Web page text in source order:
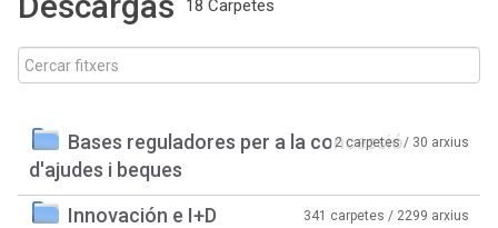
18 Carpetes
Bases reguladores per a la concessió
d'ajudes i beques
2 carpetes / 30 arxius
Innovación e I+D 341 carpetes / 2299 arxius